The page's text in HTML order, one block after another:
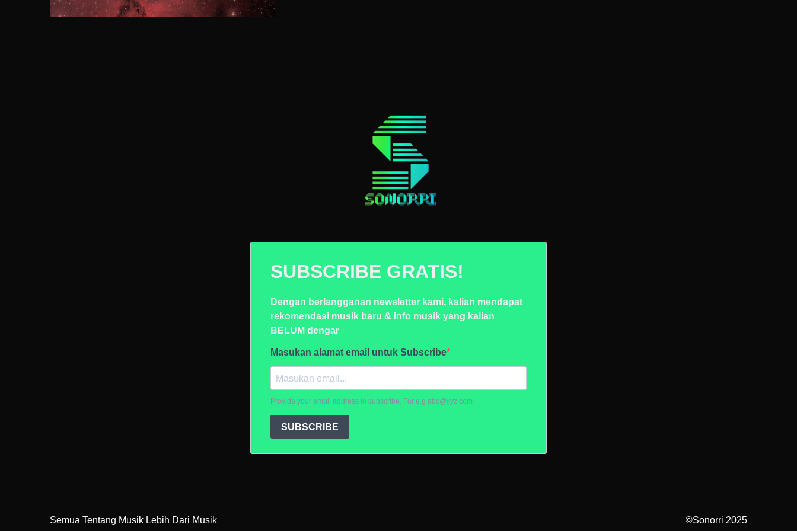
Semua Tentang Musik Lebih Dari Musik ©Sonorri 2025